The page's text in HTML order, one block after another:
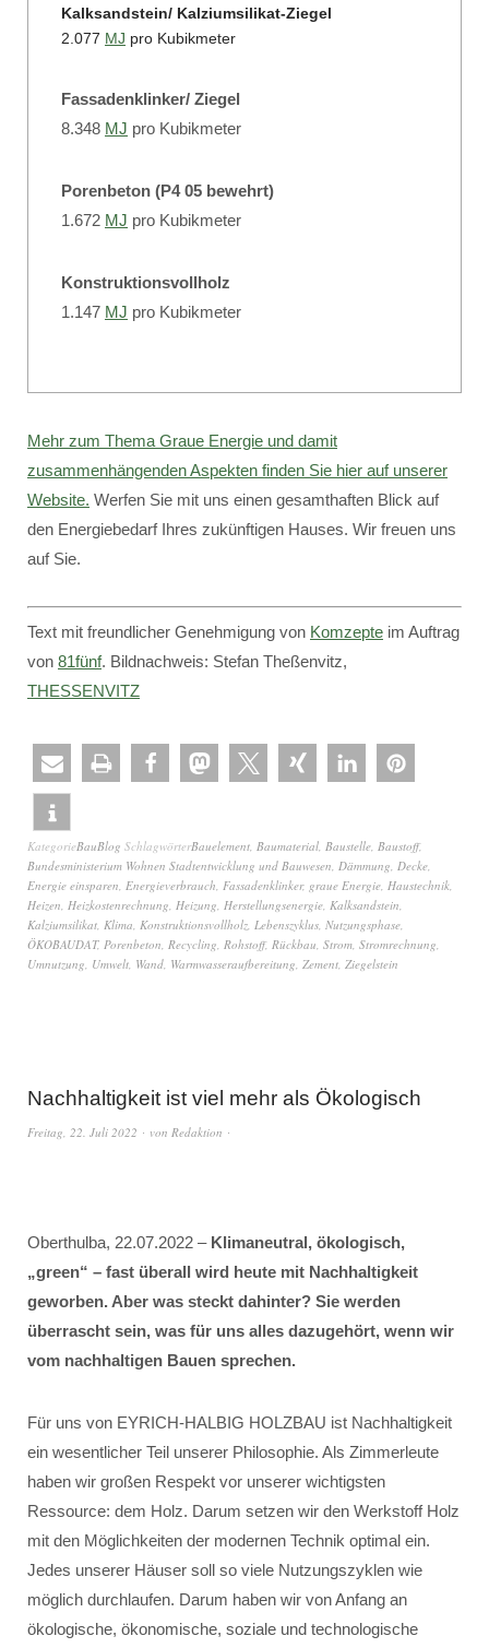
Kalksandstein/ Kalziumsilikat-Ziegel
2.077 MJ pro Kubikmeter
Fassadenklinker/ Ziegel
8.348 MJ pro Kubikmeter
Porenbeton (P4 05 bewehrt)
1.672 MJ pro Kubikmeter
Konstruktionsvollholz
1.147 MJ pro Kubikmeter
Mehr zum Thema Graue Energie und damit
zusammenhängenden Aspekten finden Sie hier auf unserer
Website. Werfen Sie mit uns einen gesamthaften Blick auf
den Energiebedarf Ihres zukünftigen Hauses. Wir freuen uns
auf Sie.
Text mit freundlicher Genehmigung von Komzepte im Auftrag
von 81fünf. Bildnachweis: Stefan Theßenvitz,
THESSENVITZ
KategorieBauBlog SchlagwörterBauelement, Baumaterial, Baustelle, Baustoff,
Bundesministerium Wohnen Stadtentwicklung und Bauwesen, Dämmung, Decke,
Energie einsparen, Energieverbrauch, Fassadenklinker, graue Energie, Haustechnik,
Heizen, Heizkostenrechnung, Heizung, Herstellungsenergie, Kalksandstein,
Kalziumsilikat, Klima, Konstruktionsvollholz, Lebenszyklus, Nutzungsphase,
ÖKOBAUDAT, Porenbeton, Recycling, Rohstoff, Rückbau, Strom, Stromrechnung,
Umnutzung, Umwelt, Wand, Warmwasseraufbereitung, Zement, Ziegelstein
Nachhaltigkeit ist viel mehr als Ökologisch
Freitag, 22. Juli 2022 von Redaktion
Oberthulba, 22.07.2022 – Klimaneutral, ökologisch,
„green“ – fast überall wird heute mit Nachhaltigkeit
geworben. Aber was steckt dahinter? Sie werden
überrascht sein, was für uns alles dazugehört, wenn wir
vom nachhaltigen Bauen sprechen.
Für uns von EYRICH-HALBIG HOLZBAU ist Nachhaltigkeit
ein wesentlicher Teil unserer Philosophie. Als Zimmerleute
haben wir großen Respekt vor unserer wichtigsten
Ressource: dem Holz. Darum setzen wir den Werkstoff Holz
mit den Möglichkeiten der modernen Technik optimal ein.
Jedes unserer Häuser soll so viele Nutzungszyklen wie
möglich durchlaufen. Darum haben wir von Anfang an
ökologische, ökonomische, soziale und technologische